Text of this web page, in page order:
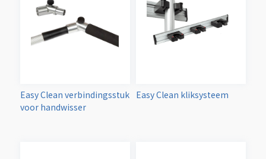
Easy Clean verbindingsstuk
voor handwisser
Easy Clean kliksysteem